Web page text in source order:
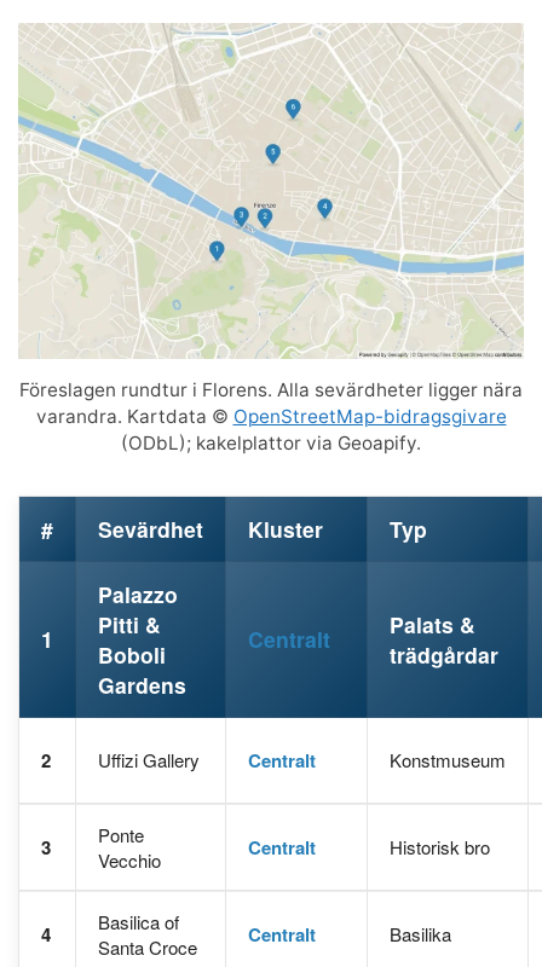
Föreslagen rundtur i Florens. Alla sevärdheter ligger nära
varandra. Kartdata © OpenStreetMap-bidragsgivare
(ODbL); kakelplattor via Geoapify.
# Sevärdhet Kluster Typ
1
Palazzo
Pitti &
Boboli
Gardens
Centralt
Palats &
trädgårdar
2 Uffizi Gallery Centralt Konstmuseum
3
Ponte
Vecchio
Centralt Historisk bro
4
Basilica of
Santa Croce
Centralt Basilika